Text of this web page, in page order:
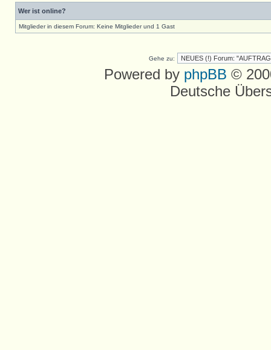
Wer ist online?
Mitglieder in diesem Forum: Keine Mitglieder und 1 Gast
Gehe zu:
Powered by phpBB ©
Deutsche